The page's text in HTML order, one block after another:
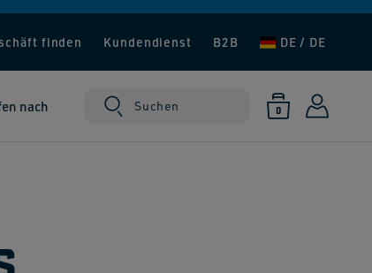
finden Kundendienst B2B DE / DE
nach Suchen Warenkorb
0
Produkte
Einloggen